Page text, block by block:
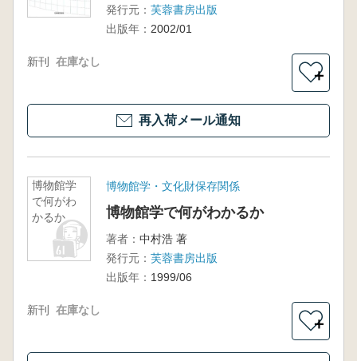
発行元： 芙蓉書房出版
出版年： 2002/01
新刊 在庫なし
＋
再入荷メール通知
博物館学
で何がわ
かるか
博物館学・文化財保存関係
博物館学で何がわかるか
著者： 中村浩 著
発行元： 芙蓉書房出版
出版年： 1999/06
新刊 在庫なし
＋